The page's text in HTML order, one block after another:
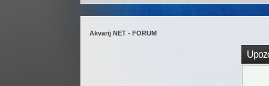
Akvarij NET - FORUM